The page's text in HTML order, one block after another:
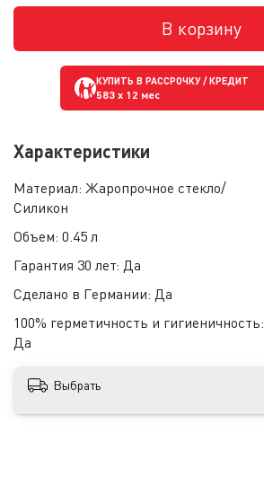
В корзину
КУПИТЬ В РАССРОЧКУ / КРЕДИТ
583 x 12 мес
Характеристики
Материал: Жаропрочное стекло/
Силикон
Объем: 0.45 л
Гарантия 30 лет: Да
Сделано в Германии: Да
100% герметичность и гигиеничность:
Да
Выбрать